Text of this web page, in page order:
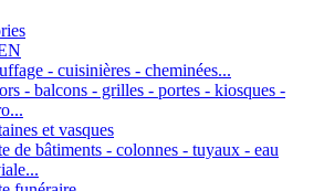
- cuisinières - cheminées...
- balcons - grilles - portes - kiosques -
et vasques
de bâtiments - colonnes - tuyaux - eau